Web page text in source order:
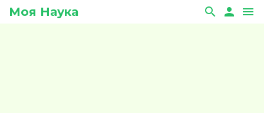
Моя Наука search person menu